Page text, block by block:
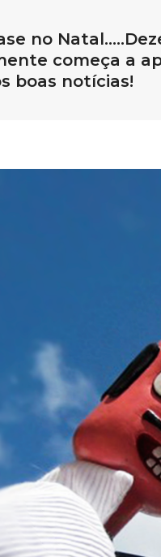
no
começa a
boas notícias!